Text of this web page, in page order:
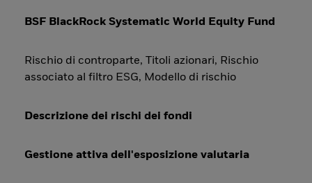
BSF BlackRock Systematic World Equity Fund
Rischio di controparte, Titoli azionari, Rischio
associato al filtro ESG, Modello di rischio
Descrizione dei rischi dei fondi
Gestione attiva dell'esposizione valutaria